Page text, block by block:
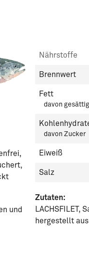
und
Nährstoffe
Brennwert
Fett
davon
davon Zucker
Eiweiß
Salz
Zutaten:
LACHSFILET,
hergestellt